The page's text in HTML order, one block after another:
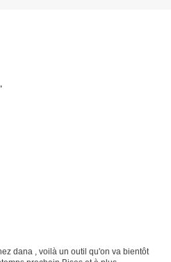
dana , voilà un outil qu'on va bientôt